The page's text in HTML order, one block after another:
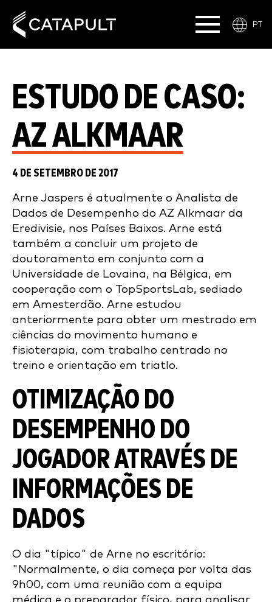
PT
ESTUDO DE CASO:
AZ ALKMAAR
4 DE SETEMBRO DE 2017
Arne Jaspers é atualmente o Analista de
Dados de Desempenho do AZ Alkmaar da
Eredivisie, nos Países Baixos. Arne está
também a concluir um projeto de
doutoramento em conjunto com a
Universidade de Lovaina, na Bélgica, em
cooperação com o TopSportsLab, sediado
em Amesterdão. Arne estudou
anteriormente para obter um mestrado em
ciências do movimento humano e
fisioterapia, com trabalho centrado no
treino e orientação em triatlo.
OTIMIZAÇÃO DO
DESEMPENHO DO
JOGADOR ATRAVÉS DE
INFORMAÇÕES DE
DADOS
O dia "típico" de Arne no escritório:
"Normalmente, o dia começa por volta das
9h00, com uma reunião com a equipa